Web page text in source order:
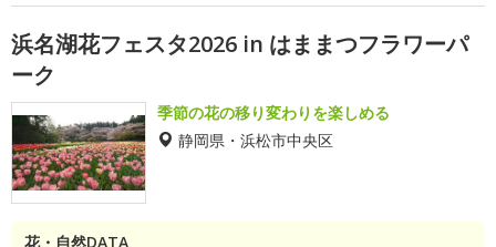
浜名湖花フェスタ2026 in はままつフラワーパ
ーク
季節の花の移り変わりを楽しめる
静岡県・浜松市中央区
花・自然DATA